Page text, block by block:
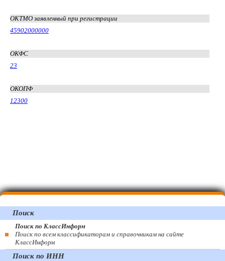
ОКТМО заявленный при регистрации
45902000000
ОКФС
23
ОКОПФ
12300
Поиск
Поиск по КлассИнформ
Поиск по всем классификаторам и справочникам на сайте
КлассИнформ
Поиск по ИНН